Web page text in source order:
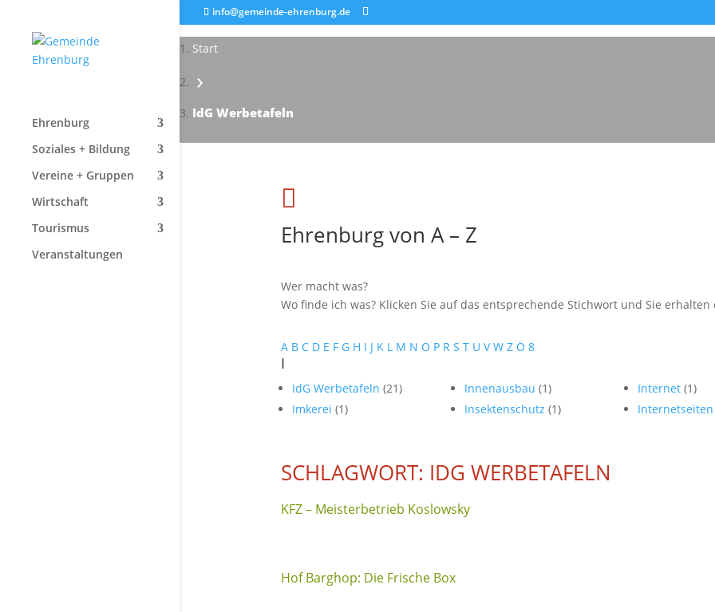
info@gemeinde-ehrenburg.de
Ehrenburg
Soziales + Bildung
Vereine + Gruppen
Wirtschaft
Tourismus
Veranstaltungen
Start
›
IdG Werbetafeln

Ehrenburg von A – Z
Wer macht was?
Wo finde ich was? Klicken Sie auf das entsprechende Stichwort und Sie
A B C D E F G H I J K L M N O P R S T U V W Z Ö 8
I
IdG Werbetafeln (21)
Imkerei (1)
Innenausbau(1)
Insektenschutz(1)
Internet (1)
Internetseiten
SCHLAGWORT: IDG WERBETAFELN
KFZ – Meisterbetrieb Koslowsky
Hof Barghop: Die Frische Box